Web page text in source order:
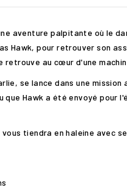
aventure palpitante où le
Hawk, pour retrouver son
retrouve au cœur d'une
se lance dans une
Hawk a été envoyé
tiendra en haleine avec